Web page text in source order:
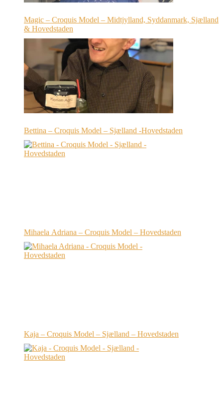
Magic – Croquis Model – Midtjylland, Syddanmark, Sjælland
& Hovedstaden
Bettina – Croquis Model – Sjælland -Hovedstaden
Mihaela Adriana – Croquis Model – Hovedstaden
Kaja – Croquis Model – Sjælland – Hovedstaden